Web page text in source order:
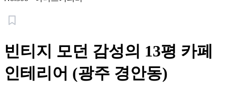
빈티지 모던 감성의 13평 카페
인테리어 (광주 경안동)